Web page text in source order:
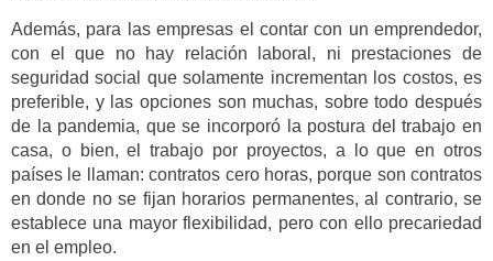
Además, para las empresas el contar con un emprendedor,
con el que no hay relación laboral, ni prestaciones de
seguridad social que solamente incrementan los costos, es
preferible, y las opciones son muchas, sobre todo después
de la pandemia, que se incorporó la postura del trabajo en
casa, o bien, el trabajo por proyectos, a lo que en otros
países le llaman: contratos cero horas, porque son contratos
en donde no se fijan horarios permanentes, al contrario, se
establece una mayor flexibilidad, pero con ello precariedad
en el empleo.